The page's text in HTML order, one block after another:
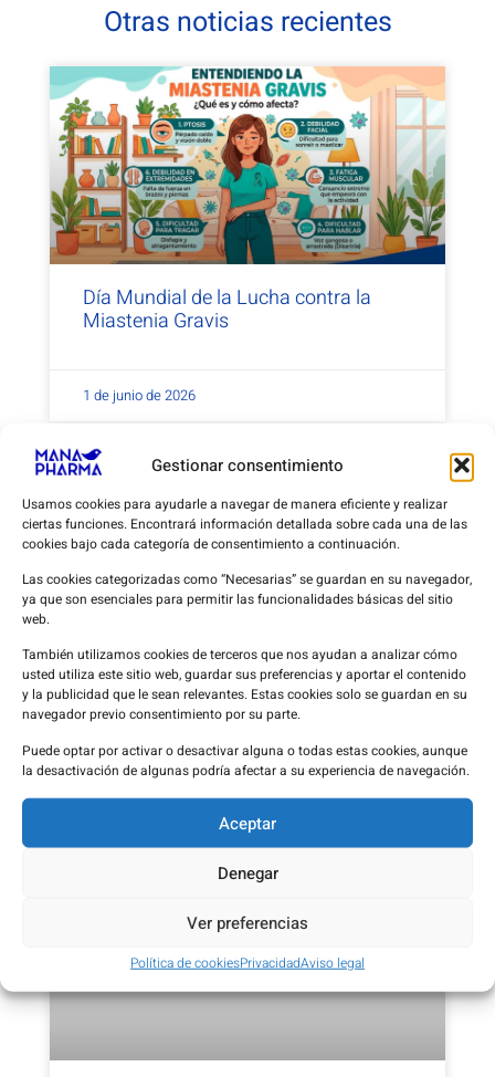
Gestionar consentimiento
Usamos cookies para ayudarle a navegar de manera eficiente y realizar
ciertas funciones. Encontrará información detallada sobre cada una de las
cookies bajo cada categoría de consentimiento a continuación.
Las cookies categorizadas como “Necesarias” se guardan en su navegador,
ya que son esenciales para permitir las funcionalidades básicas del sitio
web.
También utilizamos cookies de terceros que nos ayudan a analizar cómo
usted utiliza este sitio web, guardar sus preferencias y aportar el contenido
y la publicidad que le sean relevantes. Estas cookies solo se guardan en su
navegador previo consentimiento por su parte.
Puede optar por activar o desactivar alguna o todas estas cookies, aunque
la desactivación de algunas podría afectar a su experiencia de navegación.
Aceptar
Denegar
Ver preferencias
Política de cookiesPrivacidadAviso legal
Otras noticias recientes
Día Mundial de la Lucha contra la
Miastenia Gravis
1 de junio de 2026
Vacunarse frente a la encefalitis
japonesa: una protección específica
antes de viajar
13 de mayo de 2026